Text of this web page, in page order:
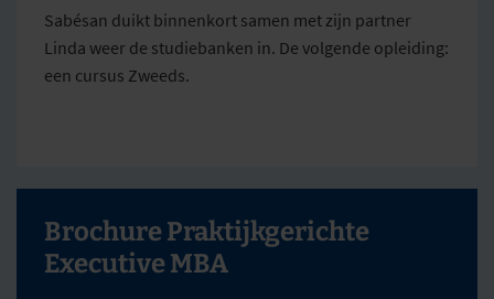
Sabésan duikt binnenkort samen met zijn partner
Linda weer de studiebanken in. De volgende opleiding:
een cursus Zweeds.
Brochure Praktijkgerichte
Executive MBA